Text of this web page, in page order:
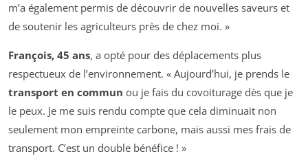
m’a également permis de découvrir de nouvelles saveurs et
de soutenir les agriculteurs près de chez moi. »
François, 45 ans, a opté pour des déplacements plus
respectueux de l’environnement. « Aujourd’hui, je prends le
transport en commun ou je fais du covoiturage dès que je
le peux. Je me suis rendu compte que cela diminuait non
seulement mon empreinte carbone, mais aussi mes frais de
transport. C’est un double bénéfice ! »